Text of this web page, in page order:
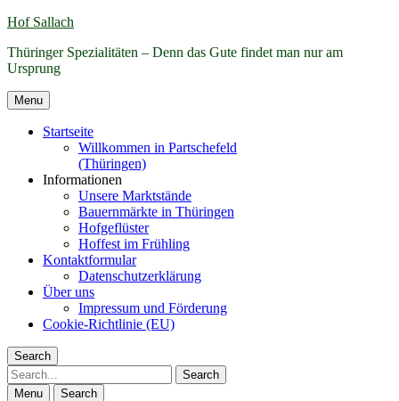
Hof Sallach
Thüringer Spezialitäten – Denn das Gute findet man nur am
Ursprung
Menu
Startseite
Willkommen in Partschefeld
(Thüringen)
Informationen
Unsere Marktstände
Bauernmärkte in Thüringen
Hofgeflüster
Hoffest im Frühling
Kontaktformular
Datenschutzerklärung
Über uns
Impressum und Förderung
Cookie-Richtlinie (EU)
Search
Search
Menu Search